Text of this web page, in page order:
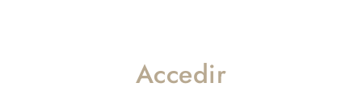
Accedir